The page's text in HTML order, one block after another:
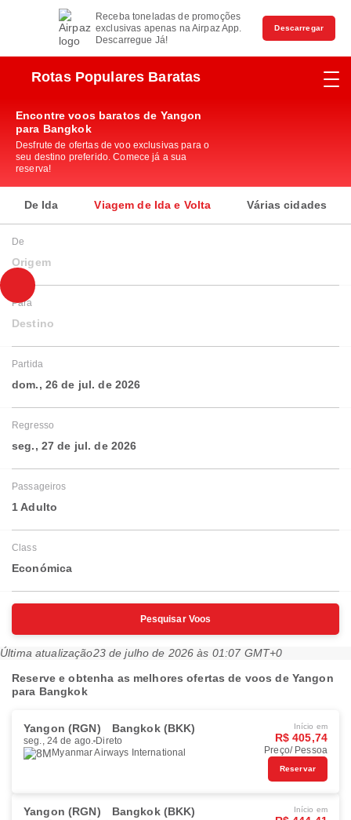
Receba toneladas de promoções
exclusivas apenas na Airpaz App.
Descarregue Já!
Descarregar
Rotas Populares Baratas
Encontre voos baratos de Yangon
para Bangkok
Desfrute de ofertas de voo exclusivas para o
seu destino preferido. Comece já a sua
reserva!
De Ida Viagem de Ida e Volta Várias cidades
De
Origem
Para
Destino
Partida
dom., 26 de jul. de 2026
Regresso
seg., 27 de jul. de 2026
Passageiros
1 Adulto
Class
Económica
Pesquisar Voos
Última atualização23 de julho de 2026 às 01:07 GMT+0
Reserve e obtenha as melhores ofertas de voos de Yangon
para Bangkok
Yangon (RGN) Bangkok (BKK)
seg., 24 de ago. Direto
Myanmar Airways International
Início em
R$ 405,74
Preço/ Pessoa
Reservar
Yangon (RGN) Bangkok (BKK) Início em